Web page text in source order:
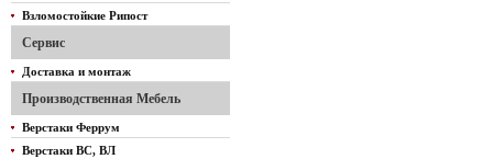
Взломостойкие Рипост
Сервис
Доставка и монтаж
Производственная Мебель
Верстаки Феррум
Верстаки ВС, ВЛ